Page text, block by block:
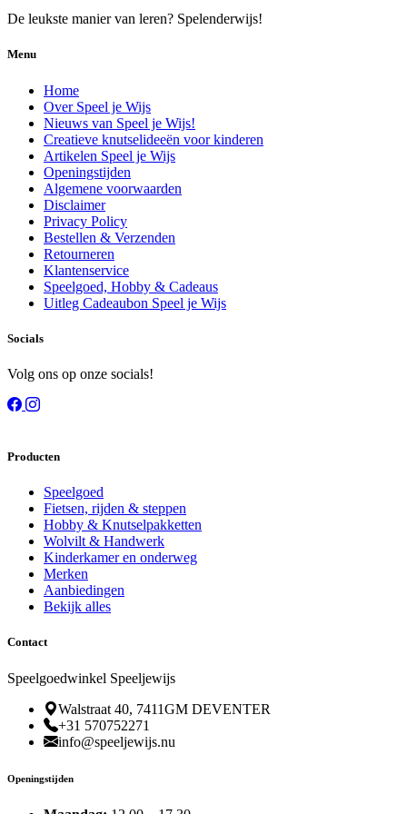
De leukste manier van leren? Spelenderwijs!
Menu
Home
Over Speel je Wijs
Nieuws van Speel je Wijs!
Creatieve knutselideeën voor kinderen
Artikelen Speel je Wijs
Openingstijden
Algemene voorwaarden
Disclaimer
Privacy Policy
Bestellen & Verzenden
Retourneren
Klantenservice
Speelgoed, Hobby & Cadeaus
Uitleg Cadeaubon Speel je Wijs
Socials
Volg ons op onze socials!
Producten
Speelgoed
Fietsen, rijden & steppen
Hobby & Knutselpakketten
Wolvilt & Handwerk
Kinderkamer en onderweg
Merken
Aanbiedingen
Bekijk alles
Contact
Speelgoedwinkel Speeljewijs
Walstraat 40, 7411GM DEVENTER
+31 570752271
info@speeljewijs.nu
Openingstijden